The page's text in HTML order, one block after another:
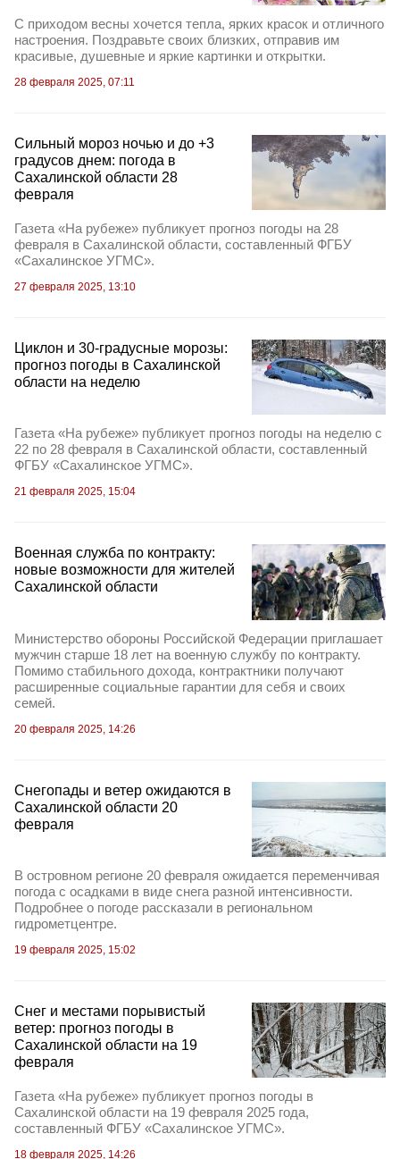
С приходом весны хочется тепла, ярких красок и отличного
настроения. Поздравьте своих близких, отправив им
красивые, душевные и яркие картинки и открытки.
28 февраля 2025, 07:11
Сильный мороз ночью и до +3
градусов днем: погода в
Сахалинской области 28
февраля
Газета «На рубеже» публикует прогноз погоды на 28
февраля в Сахалинской области, составленный ФГБУ
«Сахалинское УГМС».
27 февраля 2025, 13:10
Циклон и 30-градусные морозы:
прогноз погоды в Сахалинской
области на неделю
Газета «На рубеже» публикует прогноз погоды на неделю с
22 по 28 февраля в Сахалинской области, составленный
ФГБУ «Сахалинское УГМС».
21 февраля 2025, 15:04
Военная служба по контракту:
новые возможности для жителей
Сахалинской области
Министерство обороны Российской Федерации приглашает
мужчин старше 18 лет на военную службу по контракту.
Помимо стабильного дохода, контрактники получают
расширенные социальные гарантии для себя и своих
семей.
20 февраля 2025, 14:26
Cнегопады и ветер ожидаются в
Сахалинской области 20
февраля
В островном регионе 20 февраля ожидается переменчивая
погода с осадками в виде снега разной интенсивности.
Подробнее о погоде рассказали в региональном
гидрометцентре.
19 февраля 2025, 15:02
Снег и местами порывистый
ветер: прогноз погоды в
Сахалинской области на 19
февраля
Газета «На рубеже» публикует прогноз погоды в
Сахалинской области на 19 февраля 2025 года,
составленный ФГБУ «Сахалинское УГМС».
18 февраля 2025, 14:26